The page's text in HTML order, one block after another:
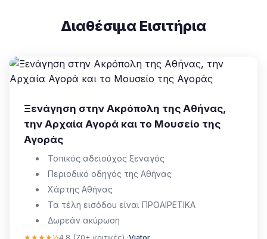
Διαθέσιμα Εισιτήρια
Ξενάγηση στην Ακρόπολη της Αθήνας,
την Αρχαία Αγορά και το Μουσείο της
Αγοράς
Τοπικός αδειούχος ξεναγός
Περιοδικό οδηγός της Αθήνας
Χάρτης Αθήνας
Τα τέλη εισόδου είναι ΠΡΟΑΙΡΕΤΙΚΑ
Δωρεάν ακύρωση